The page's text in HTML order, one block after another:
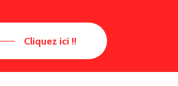
Cliquez ici !!